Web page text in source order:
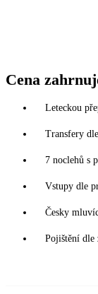
Cena
Leteckou
Transfery
7 noclehů s
Vstupy dle
Česky
Pojištění dle